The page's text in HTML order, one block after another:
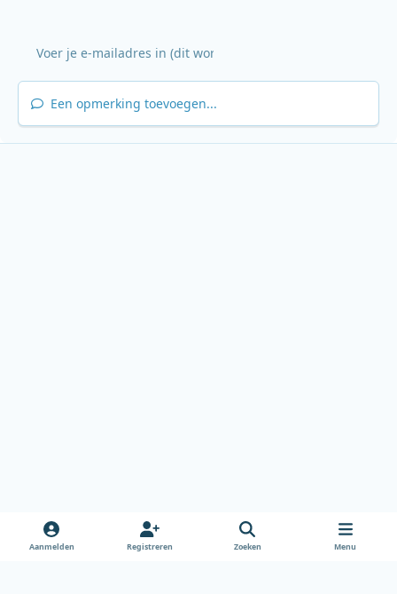
Een opmerking toevoegen...
Aanmelden Registreren Zoeken Menu